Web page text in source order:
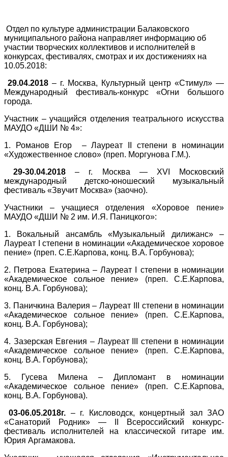
Отдел по культуре администрации Балаковского
муниципального района направляет информацию об
участии творческих коллективов и исполнителей в
конкурсах, фестивалях, смотрах и их достижениях на
10.05.2018:
29.04.2018 – г. Москва, Культурный центр «Стимул» —
Международный фестиваль-конкурс «Огни большого
города.
Участник – учащийся отделения театрального искусства
МАУДО «ДШИ № 4»:
1. Романов Егор – Лауреат
степени в номинации
«Художественное слово» (преп. Моргунова Г.М.).
29-30.04.2018 – г. Москва — XVI Московский
международный детско-юношеский музыкальный
фестиваль «Звучит Москва» (заочно).
Участники – учащиеся отделения «Хоровое пение»
МАУДО «ДШИ № 2 им. И.Я. Паницкого»:
1. Вокальный ансамбль «Музыкальный дилижанс» –
Лауреат
степени в номинации «Академическое хоровое
пение» (преп. С.Е.Карпова, конц. В.А. Горбунова);
2. Петрова Екатерина – Лауреат
степени в номинации
«Академическое сольное пение» (преп. С.Е.Карпова,
конц. В.А. Горбунова);
3. Паничкина Валерия – Лауреат
степени в номинации
«Академическое сольное пение» (преп. С.Е.Карпова,
конц. В.А. Горбунова);
4. Зазерская Евгения – Лауреат
степени в номинации
«Академическое сольное пение» (преп. С.Е.Карпова,
конц. В.А. Горбунова);
5. Гусева Милена – Дипломант в номинации
«Академическое сольное пение» (преп. С.Е.Карпова,
конц. В.А. Горбунова).
03-06.05.2018г. – г. Кисловодск, концертный зал ЗАО
«Санаторий Родник» —
Всероссийский конкурс-
фестиваль исполнителей на классической гитаре им.
Юрия Аргамакова.